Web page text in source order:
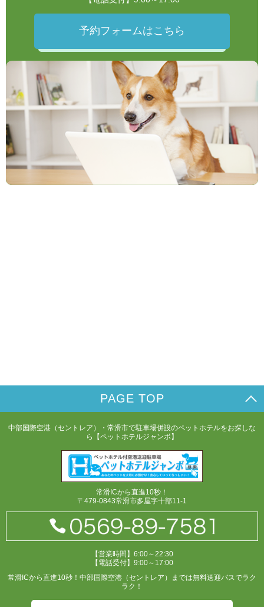
予約フォームはこちら
PAGE TOP
中部国際空港（セントレア）・常滑市で駐車場併設のペットホテルをお探しな
ら【ペットホテルジャンボ】
常滑ICから直進10秒！
〒479-0843常滑市多屋字十部11-1
【営業時間】6:00～22:30
【電話受付】9:00～17:00
常滑ICから直進10秒！中部国際空港（セントレア）までは無料送迎バスでラク
ラク！